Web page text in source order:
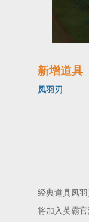
新增道具
凤羽刃
经典道具凤
将加入英霸